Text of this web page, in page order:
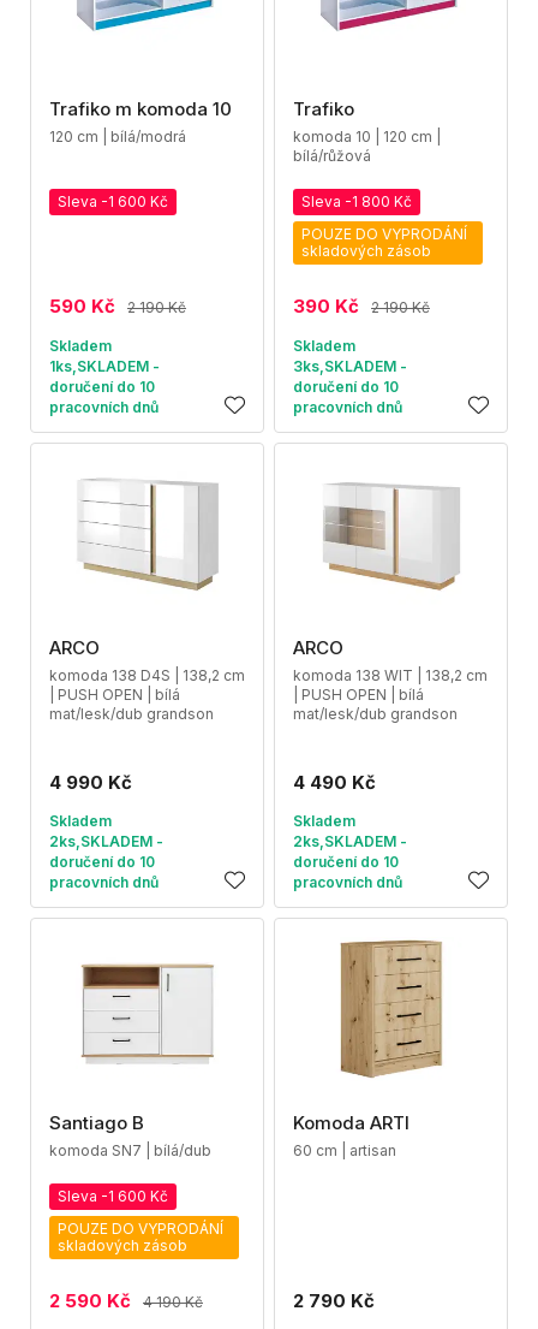
Trafiko m komoda 10
120 cm | bílá/modrá
Sleva -1 600 Kč
590 Kč 2 190 Kč
Skladem
1ks,SKLADEM -
doručení do 10
pracovních dnů
Trafiko
komoda 10 | 120 cm |
bílá/růžová
Sleva -1 800 Kč
POUZE DO VYPRODÁNÍ
skladových zásob
390 Kč 2 190 Kč
Skladem
3ks,SKLADEM -
doručení do 10
pracovních dnů
ARCO
komoda 138 D4S | 138,2 cm
| PUSH OPEN | bílá
mat/lesk/dub grandson
4 990 Kč
Skladem
2ks,SKLADEM -
doručení do 10
pracovních dnů
ARCO
komoda 138 WIT | 138,2 cm
| PUSH OPEN | bílá
mat/lesk/dub grandson
4 490 Kč
Skladem
2ks,SKLADEM -
doručení do 10
pracovních dnů
Santiago B
komoda SN7 | bílá/dub
Sleva -1 600 Kč
POUZE DO VYPRODÁNÍ
skladových zásob
2 590 Kč 4 190 Kč
Komoda ARTI
60 cm | artisan
2 790 Kč